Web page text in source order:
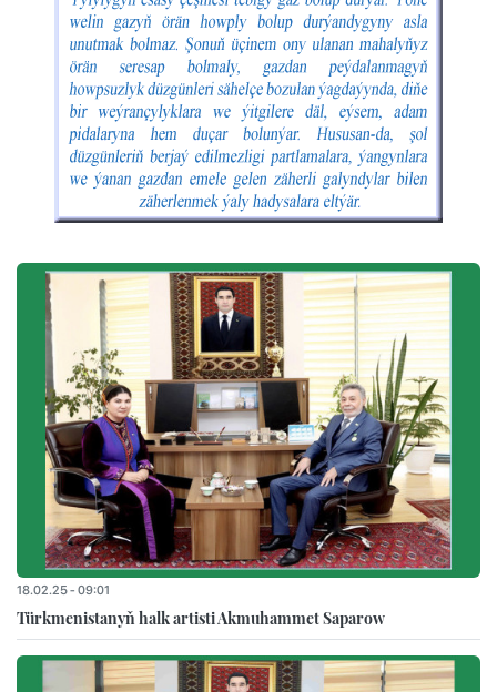
18.02.25 - 09:01
Türkmenistanyň halk artisti Akmuhammet Saparow